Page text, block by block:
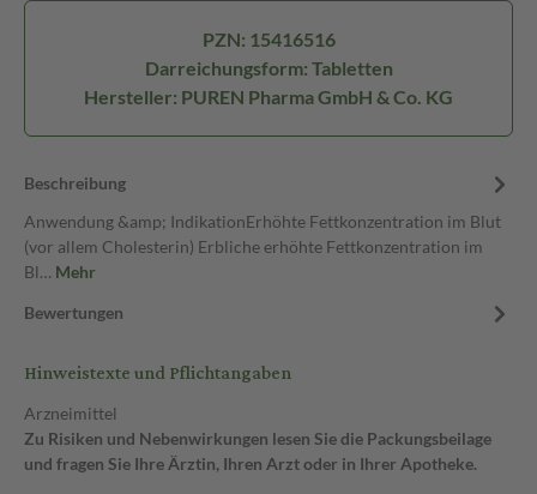
PZN: 15416516
Darreichungsform: Tabletten
Hersteller: PUREN Pharma GmbH & Co. KG
Beschreibung
Anwendung &amp; IndikationErhöhte Fettkonzentration im Blut
(vor allem Cholesterin) Erbliche erhöhte Fettkonzentration im
Bl… Mehr
Bewertungen
Hinweistexte und Pflichtangaben
Arzneimittel
Zu Risiken und Nebenwirkungen lesen Sie die Packungsbeilage
und fragen Sie Ihre Ärztin, Ihren Arzt oder in Ihrer Apotheke.